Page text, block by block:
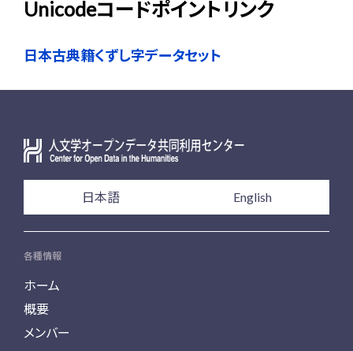
Unicodeコードポイントリンク
日本古典籍くずし字データセット
日本語 English
各種情報
ホーム
概要
メンバー